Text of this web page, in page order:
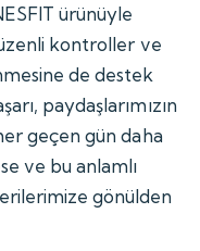
ürünüyle
kontroller ve
de destek
paydaşlarımızın
geçen gün daha
ve bu anlamlı
gönülden